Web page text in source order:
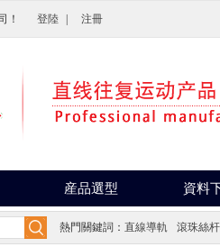
！ 登陸 注冊
産品選型 資料
熱門關鍵詞： 直線導軌 滾珠絲杆